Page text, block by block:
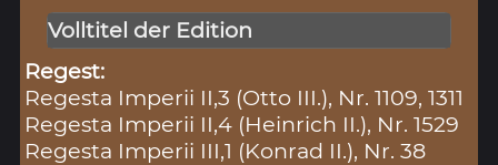
Volltitel der Edition
Regest:
Regesta Imperii II,3 (Otto III.), Nr. 1109, 1311
Regesta Imperii II,4 (Heinrich II.), Nr. 1529
Regesta Imperii III,1 (Konrad II.), Nr. 38